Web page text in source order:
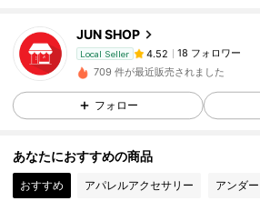
JUN SHOP
Local Seller 4.52 18 フォロワー
18 フォロワー
709 件が最近販売されました
フォロー
あなたにおすすめの商品
おすすめ アパレルアクセサリー アンダ